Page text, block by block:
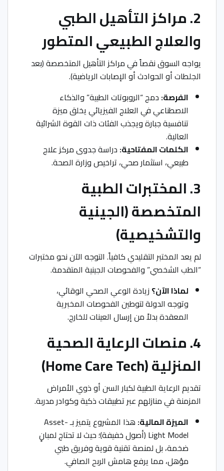
2. مراكز التأهيل الطبي
والعلاج الطبيعي المتطور
يواجه السوق نقصاً في مراكز التأهيل المتخصصة (بعد
الجلطات أو الحوادث أو الإصابات الرياضية).
الفرصة:دمج “الروبوتات الطبية” والذكاء
الاصطناعي في العلاج الفيزيائي يخلق ميزة
تنافسية جبارة ويجذب الفئات ذات القوة الشرائية
العالية.
الكلمات المفتاحية:دراسة جدوى مركز علاج
طبيعي، استثمار صحي، تراخيص وزارة الصحة.
3. المختبرات الطبية
المتخصصة (الجينية
والتشخيصية)
لم يعد المختبر التقليدي كافياً. التوجه الآن نحو مختبرات
“الطب الشخصي” والفحوصات الجينية المتقدمة.
لماذا الآن؟زيادة الوعي الصحي الوقائي،
وتوجه الدولة لتوطين الفحوصات المخبرية
المعقدة بدلاً من إرسال العينات للخارج.
4. منصات الرعاية الصحية
المنزلية (Home Care Tech)
تقديم الرعاية الطبية لكبار السن أو ذوي الأمراض
المزمنة في منازلهم عبر تطبيقات ذكية وكوادر مدربة.
الميزة المالية:
هذا المشروع يتميز بـ Asset-
Light Model (أصول خفيفة)؛ حيث لا تحتاج لمبانٍ
ضخمة، بل لمنصة تقنية قوية وفريق طبي
مؤهل، مما يرفع هامش الربح الصافي.